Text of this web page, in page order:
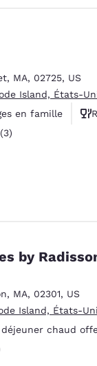
, MA, 02725, US
Island, États-
en famille
3
(3)
by
, MA, 02301, US
Island, États-
chaud
264